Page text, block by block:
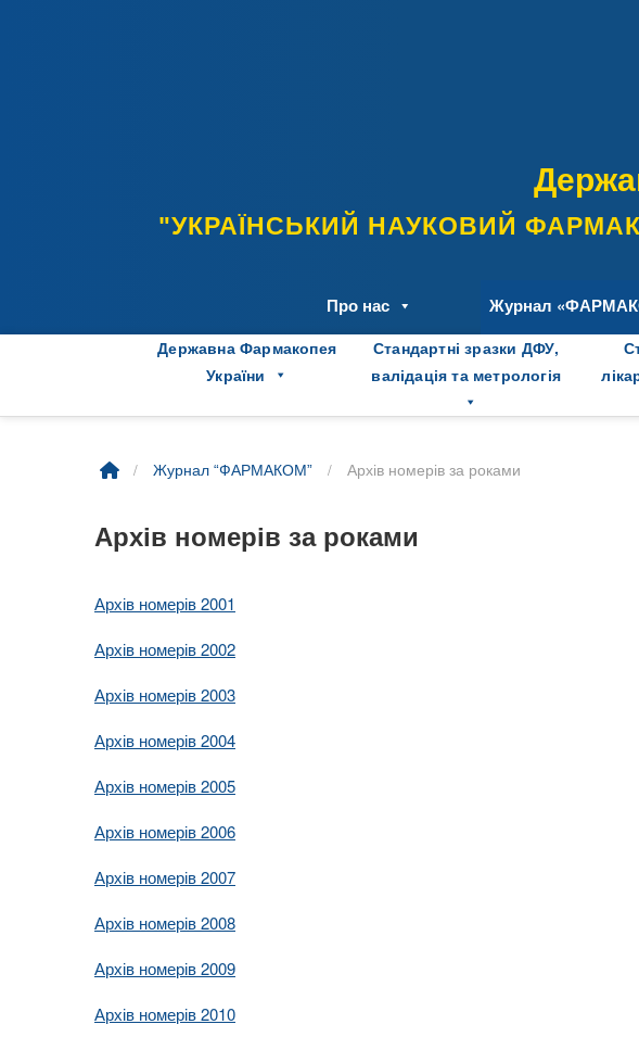
"УКРАЇНСЬКИЙ НАУКОВИЙ
Про нас Журнал
Державна Фармакопея
України
Стандартні зразки ДФУ,
валідація та метрологія
/ Журнал “ФАРМАКОМ” / Архів номерів за роками
Архів номерів за роками
Архів номерів 2001
Архів номерів 2002
Архів номерів 2003
Архів номерів 2004
Архів номерів 2005
Архів номерів 2006
Архів номерів 2007
Архів номерів 2008
Архів номерів 2009
Архів номерів 2010